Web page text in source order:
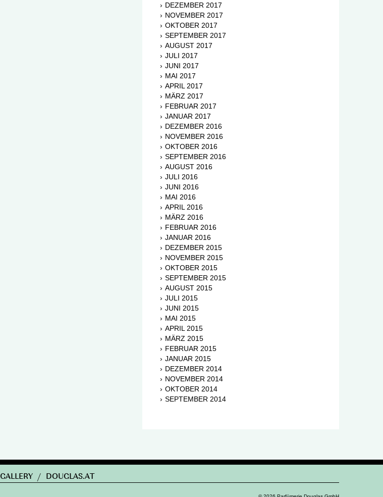
DEZEMBER 2017
NOVEMBER 2017
OKTOBER 2017
SEPTEMBER 2017
AUGUST 2017
JULI 2017
JUNI 2017
MAI 2017
APRIL 2017
MÄRZ 2017
FEBRUAR 2017
JANUAR 2017
DEZEMBER 2016
NOVEMBER 2016
OKTOBER 2016
SEPTEMBER 2016
AUGUST 2016
JULI 2016
JUNI 2016
MAI 2016
APRIL 2016
MÄRZ 2016
FEBRUAR 2016
JANUAR 2016
DEZEMBER 2015
NOVEMBER 2015
OKTOBER 2015
SEPTEMBER 2015
AUGUST 2015
JULI 2015
JUNI 2015
MAI 2015
APRIL 2015
MÄRZ 2015
FEBRUAR 2015
JANUAR 2015
DEZEMBER 2014
NOVEMBER 2014
OKTOBER 2014
SEPTEMBER 2014
GALLERY / DOUGLAS.AT